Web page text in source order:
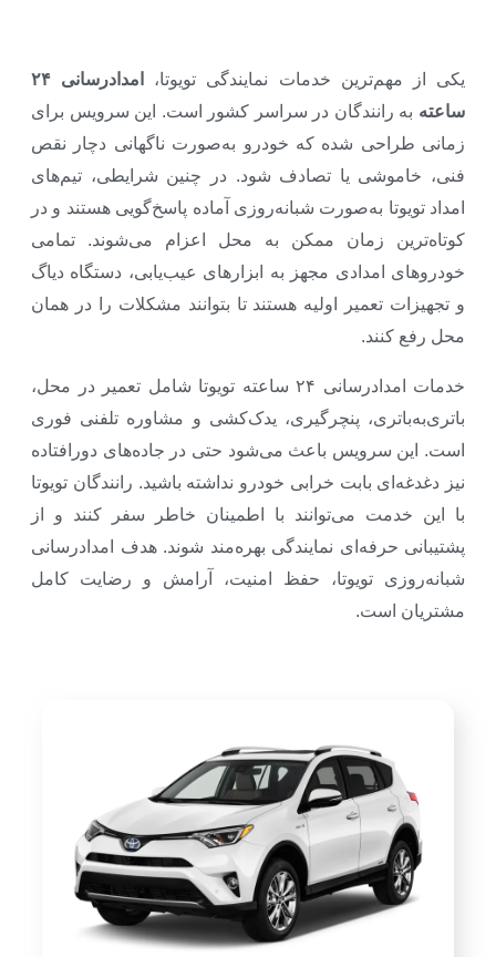
یکی از مهم‌ترین خدمات نمایندگی تویوتا،
امدادرسانی ۲۴
ساعته به رانندگان در سراسر کشور است. این سرویس برای
زمانی طراحی شده که خودرو به‌صورت ناگهانی دچار نقص
فنی، خاموشی یا تصادف شود. در چنین شرایطی، تیم‌های
امداد تویوتا به‌صورت شبانه‌روزی آماده پاسخ‌گویی هستند و در
کوتاه‌ترین زمان ممکن به محل اعزام می‌شوند. تمامی
خودروهای امدادی مجهز به ابزارهای عیب‌یابی، دستگاه دیاگ
و تجهیزات تعمیر اولیه هستند تا بتوانند مشکلات را در همان
محل رفع کنند.
خدمات امدادرسانی ۲۴ ساعته تویوتا شامل تعمیر در محل،
باتری‌به‌باتری، پنچرگیری، یدک‌کشی و مشاوره تلفنی فوری
است. این سرویس باعث می‌شود حتی در جاده‌های دورافتاده
نیز دغدغه‌ای بابت خرابی خودرو نداشته باشید. رانندگان تویوتا
با این خدمت می‌توانند با اطمینان خاطر سفر کنند و از
پشتیبانی حرفه‌ای نمایندگی بهره‌مند شوند. هدف امدادرسانی
شبانه‌روزی تویوتا، حفظ امنیت، آرامش و رضایت کامل
مشتریان است.